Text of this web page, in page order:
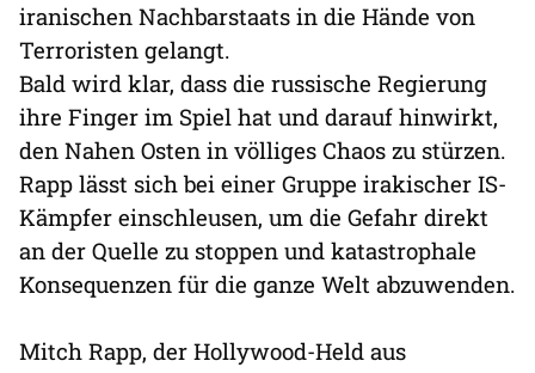
iranischen Nachbarstaats in die Hände von
Terroristen gelangt.
Bald wird klar, dass die russische Regierung
ihre Finger im Spiel hat und darauf hinwirkt,
den Nahen Osten in völliges Chaos zu stürzen.
Rapp lässt sich bei einer Gruppe irakischer IS-
Kämpfer einschleusen, um die Gefahr direkt
an der Quelle zu stoppen und katastrophale
Konsequenzen für die ganze Welt abzuwenden.
Mitch Rapp, der Hollywood-Held aus